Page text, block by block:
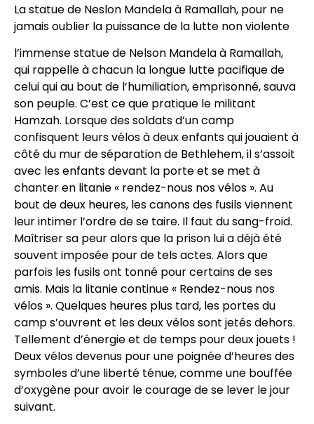
La statue de Neslon Mandela à Ramallah, pour ne
jamais oublier la puissance de la lutte non violente
l’immense statue de Nelson Mandela à Ramallah,
qui rappelle à chacun la longue lutte pacifique de
celui qui au bout de l’humiliation, emprisonné, sauva
son peuple. C’est ce que pratique le militant
Hamzah. Lorsque des soldats d’un camp
confisquent leurs vélos à deux enfants qui jouaient à
côté du mur de séparation de Bethlehem, il s’assoit
avec les enfants devant la porte et se met à
chanter en litanie « rendez-nous nos vélos ». Au
bout de deux heures, les canons des fusils viennent
leur intimer l’ordre de se taire. Il faut du sang-froid.
Maîtriser sa peur alors que la prison lui a déjà été
souvent imposée pour de tels actes. Alors que
parfois les fusils ont tonné pour certains de ses
amis. Mais la litanie continue « Rendez-nous nos
vélos ». Quelques heures plus tard, les portes du
camp s’ouvrent et les deux vélos sont jetés dehors.
Tellement d’énergie et de temps pour deux jouets !
Deux vélos devenus pour une poignée d’heures des
symboles d’une liberté ténue, comme une bouffée
d’oxygène pour avoir le courage de se lever le jour
suivant.